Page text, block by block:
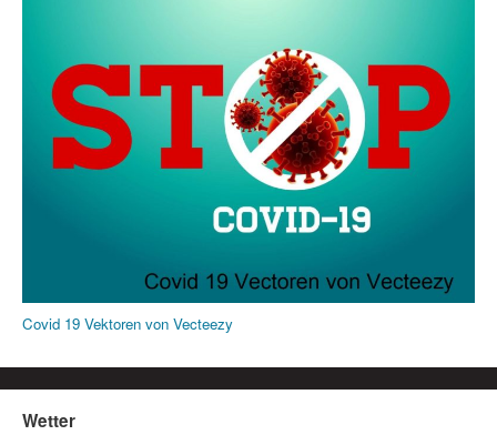
Covid 19 Vektoren von Vecteezy
Wetter